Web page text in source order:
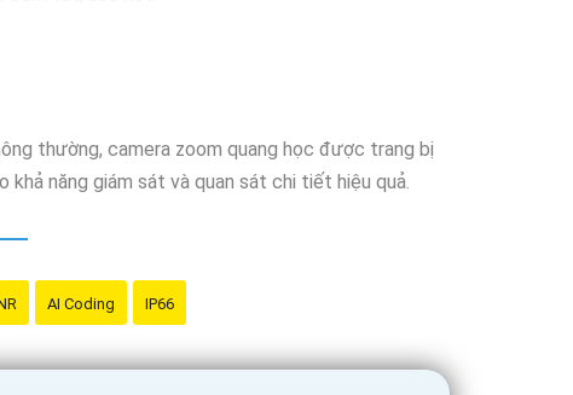
thường, camera zoom quang học được trang bị
năng giám sát và quan sát chi tiết hiệu quả.
AI Coding IP66